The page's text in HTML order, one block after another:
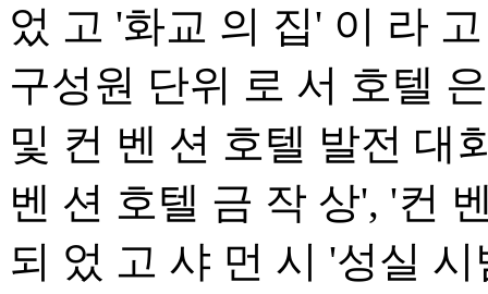
었 고 '화교 의 집' 이 라
구성원 단위 로 서 호텔
및 컨 벤 션 호텔 발전 대
벤 션 호텔 금 작 상', '컨
되 었 고 샤 먼 시 '성실